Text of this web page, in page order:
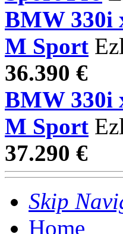
BMW 330i
M Sport
36.390 €
BMW 330i
M Sport
37.290 €
Skip
Home